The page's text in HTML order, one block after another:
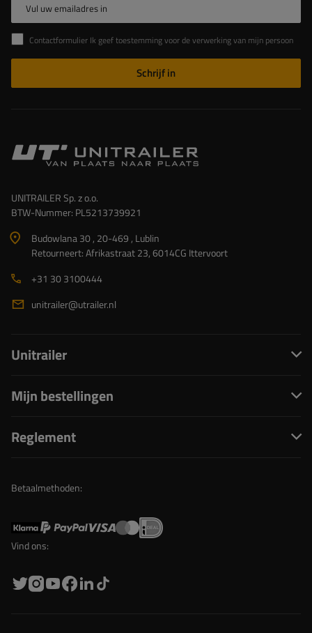
Vul uw emailadres in
Contactformulier Ik geef toestemming voor de verwerking van mijn persoonlijke gegevens in het contactformulier in overeenstemming met de Verordening van het Europees Parlement en de Raad (EU)
Schrijf in
UNITRAILER Sp. z o.o.
BTW-Nummer: PL5213739921
Budowlana 30 , 20-469 , Lublin
Retourneert: Afrikastraat 23, 6014CG Ittervoort
+31 30 3100444
unitrailer@utrailer.nl
Unitrailer
Mijn bestellingen
Reglement
Betaalmethoden:
Vind ons: